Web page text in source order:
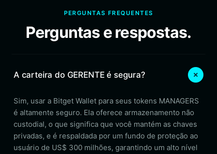
PERGUNTAS FREQUENTES
Perguntas e respostas.
A carteira do GERENTE é segura?
Sim, usar a Bitget Wallet para seus tokens MANAGERS
é altamente seguro. Ela oferece armazenamento não
custodial, o que significa que você mantém as chaves
privadas, e é respaldada por um fundo de proteção ao
usuário de US$ 300 milhões, garantindo um alto nível